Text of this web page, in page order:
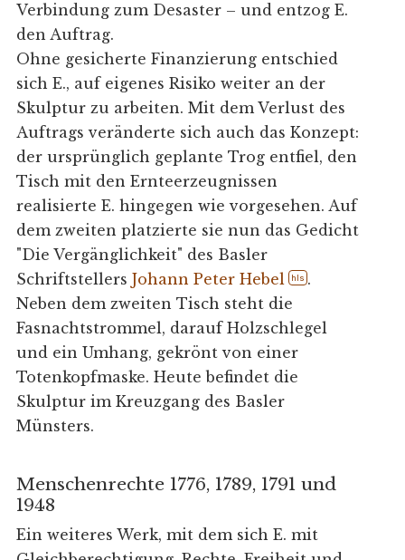
Verbindung zum Desaster – und entzog E.
den Auftrag.
Ohne gesicherte Finanzierung entschied
sich E., auf eigenes Risiko weiter an der
Skulptur zu arbeiten. Mit dem Verlust des
Auftrags veränderte sich auch das Konzept:
der ursprünglich geplante Trog entfiel, den
Tisch mit den Ernteerzeugnissen
realisierte E. hingegen wie vorgesehen. Auf
dem zweiten platzierte sie nun das Gedicht
"Die Vergänglichkeit" des Basler
Schriftstellers Johann Peter Hebel hls .
Neben dem zweiten Tisch steht die
Fasnachtstrommel, darauf Holzschlegel
und ein Umhang, gekrönt von einer
Totenkopfmaske. Heute befindet die
Skulptur im Kreuzgang des Basler
Münsters.
Menschenrechte 1776, 1789, 1791 und
1948
Ein weiteres Werk, mit dem sich E. mit